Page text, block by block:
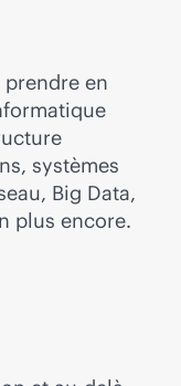
prendre en
systèmes
Big Data,
plus encore.